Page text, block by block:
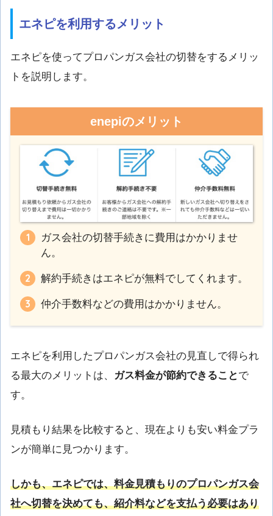
エネピを利用するメリット
エネピを使ってプロパンガス会社の切替をするメリッ
トを説明します。
enepiのメリット
ガス会社の切替手続きに費用はかかりませ
ん。
解約手続きはエネピが無料でしてくれます。
仲介手数料などの費用はかかりません。
エネピを利用したプロパンガス会社の見直しで得られ
る最大のメリットは、
ガス料金が節約できること で
す。
見積もり結果を比較すると、現在よりも安い料金プラ
ンが簡単に見つかります。
しかも、エネピでは、料金見積もりのプロパンガス会
社へ切替を決めても、紹介料などを支払う必要はあり